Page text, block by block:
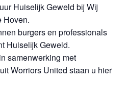
Huiselijk Geweld bij Wij
Hoven.
burgers en professionals
Huiselijk Geweld.
samenwerking met
Worriors United staan u hier